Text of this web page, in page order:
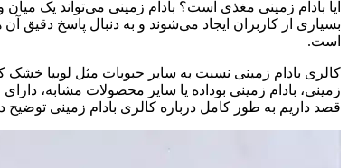
آیا بادام زمینی مغذی است؟ بادام زمینی می‌تواند یک
بسیاری از کاربران ایجاد می‌شوند و به دنبال پاسخ دقیق
است.
کالری بادام زمینی نسبت به سایر حبوبات مثل لوبیا خشک
زمینی، بادام زمینی بوداده یا سایر محصولات مشابه،
قصد داریم به طور کامل درباره کالری بادام زمینی توضیح